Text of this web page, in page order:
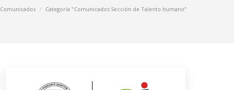
Comunicados Categoría "Comunicados Sección de Talento humano"